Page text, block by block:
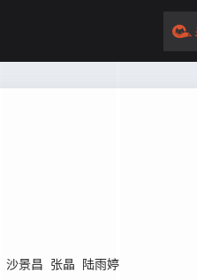
沙景昌 张晶 陆雨婷